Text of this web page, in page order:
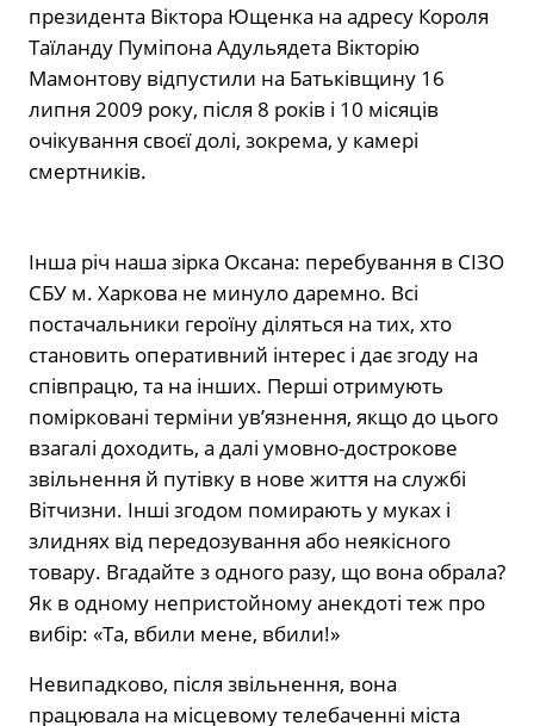
президента Віктора Ющенка на адресу Короля
Таїланду Пуміпона Адульядета Вікторію
Мамонтову відпустили на Батьківщину 16
липня 2009 року, після 8 років і 10 місяців
очікування своєї долі, зокрема, у камері
смертників.
Інша річ наша зірка Оксана: перебування в СІЗО
СБУ м. Харкова не минуло даремно. Всі
постачальники героїну діляться на тих, хто
становить оперативний інтерес і дає згоду на
співпрацю, та на інших. Перші отримують
помірковані терміни ув’язнення, якщо до цього
взагалі доходить, а далі умовно-дострокове
звільнення й путівку в нове життя на службі
Вітчизни. Інші згодом помирають у муках і
злиднях від передозування або неякісного
товару. Вгадайте з одного разу, що вона обрала?
Як в одному непристойному анекдоті теж про
вибір: «Та, вбили мене, вбили!»
Невипадково, після звільнення, вона
працювала на місцевому телебаченні міста